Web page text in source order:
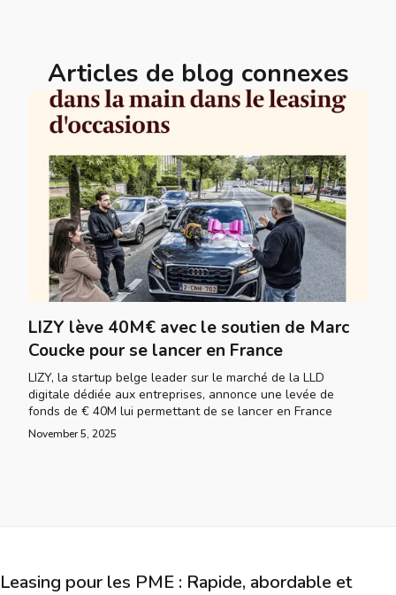
Articles de blog connexes
LIZY lève 40M€ avec le soutien de Marc
Coucke pour se lancer en France
LIZY, la startup belge leader sur le marché de la LLD
digitale dédiée aux entreprises, annonce une levée de
fonds de € 40M lui permettant de se lancer en France
November 5, 2025
Leasing pour les PME : Rapide, abordable et